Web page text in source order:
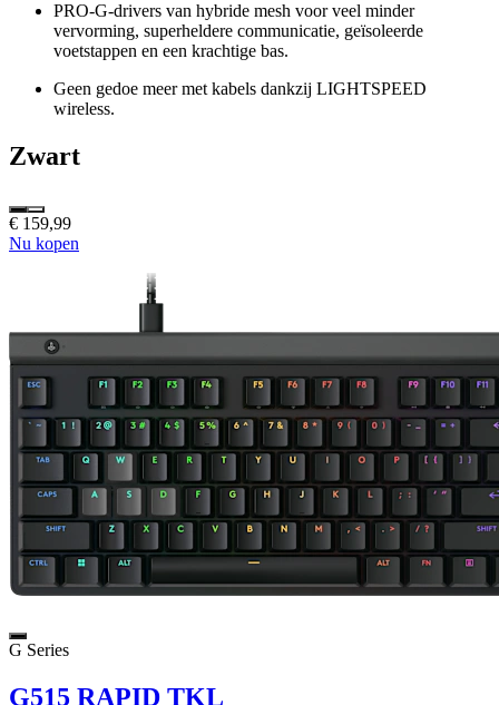
PRO-G-drivers van hybride mesh voor veel minder
vervorming, superheldere communicatie, geïsoleerde
voetstappen en een krachtige bas.
Geen gedoe meer met kabels dankzij LIGHTSPEED
wireless.
Zwart
€ 159,99
Nu kopen
G Series
G515 RAPID TKL